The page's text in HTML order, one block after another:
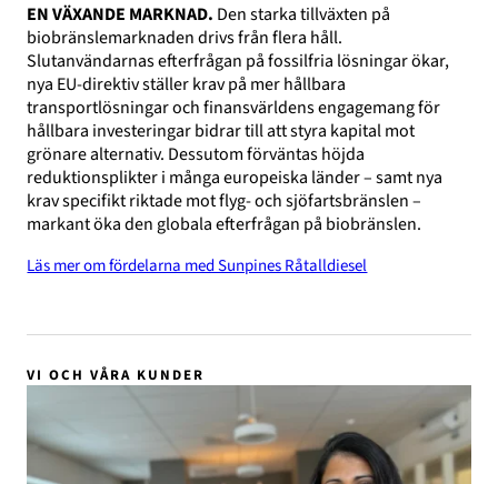
EN VÄXANDE MARKNAD. Den starka tillväxten på
biobränslemarknaden drivs från flera håll.
Slutanvändarnas efterfrågan på fossilfria lösningar ökar,
nya EU-direktiv ställer krav på mer hållbara
transportlösningar och finansvärldens engagemang för
hållbara investeringar bidrar till att styra kapital mot
grönare alternativ. Dessutom förväntas höjda
reduktionsplikter i många europeiska länder – samt nya
krav specifikt riktade mot flyg- och sjöfartsbränslen –
markant öka den globala efterfrågan på biobränslen.
Läs mer om fördelarna med Sunpines Råtalldiesel
VI OCH VÅRA KUNDER